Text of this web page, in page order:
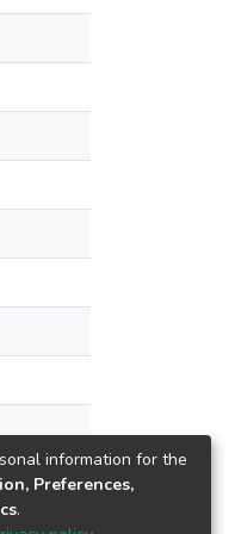
information for the
Preferences,
.